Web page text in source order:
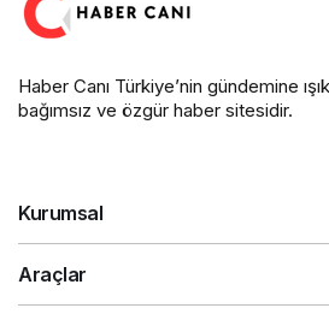
Haber Canı Türkiye’nin gündemine
bağımsız ve özgür haber sitesidir.
Kurumsal
Araçlar